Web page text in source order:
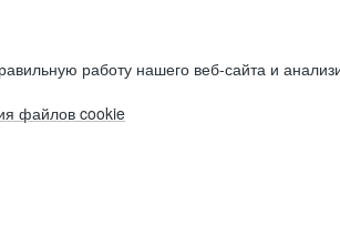
работу нашего веб-сайта и
файлов cookie